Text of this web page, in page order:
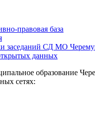
правовая база
заседаний СД МО
данных
образование
сетях: